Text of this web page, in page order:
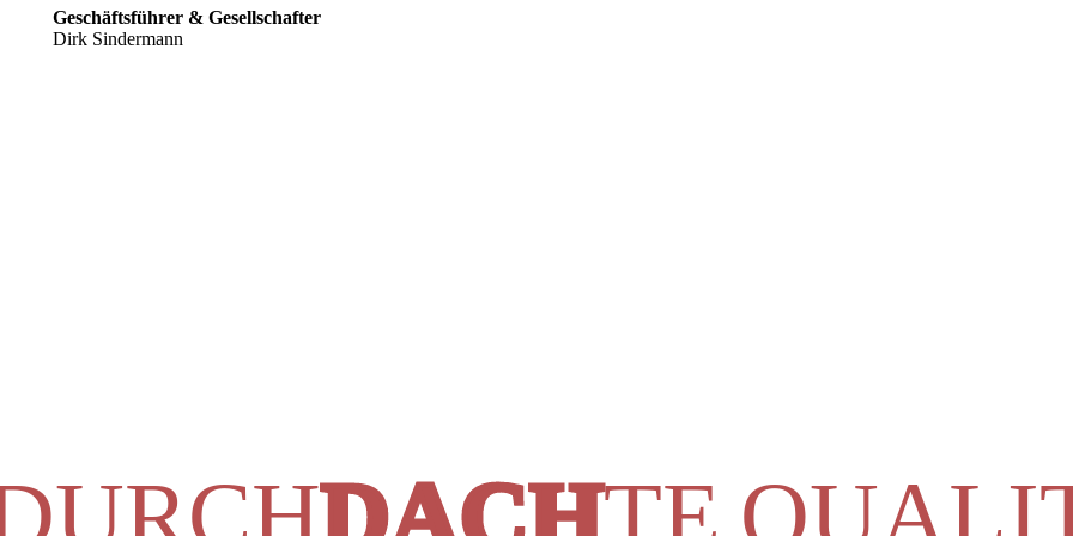
Geschäftsführer & Gesellschafter
Dirk Sindermann